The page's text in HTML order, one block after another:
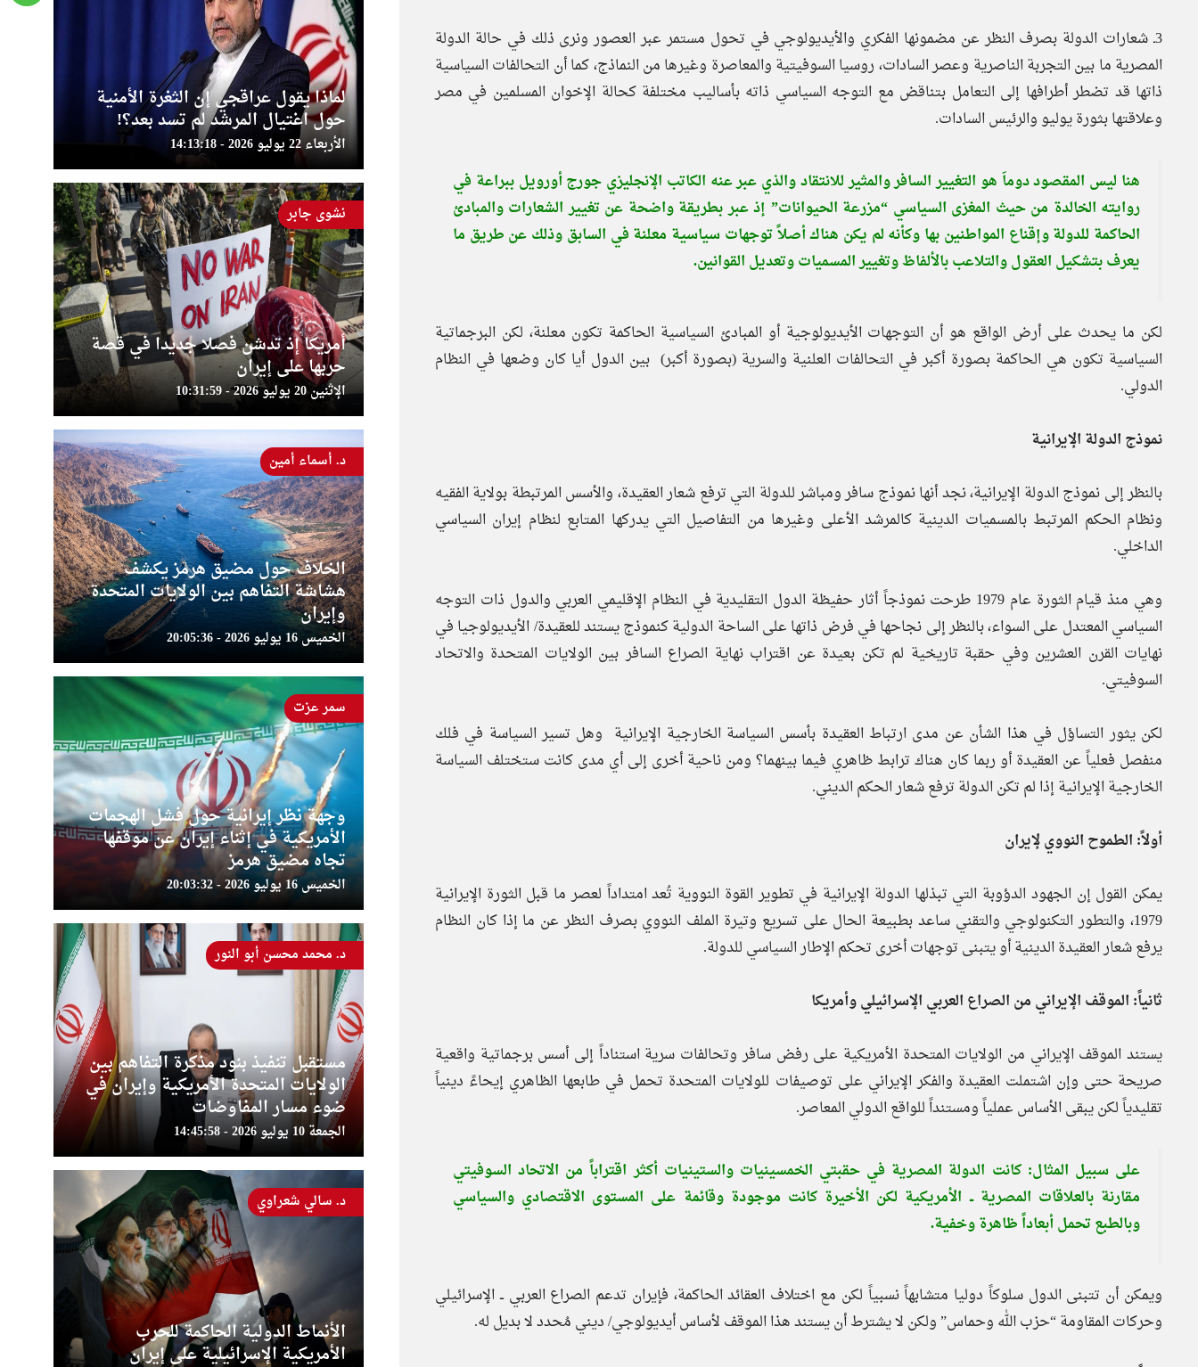
3ـ شعارات الدولة بصرف النظر عن مضمونها الفكري والأيديولوجي في تحول مستمر عبر العصور ونرى ذلك في حالة الدولة
المصرية ما بين التجربة الناصرية وعصر السادات، روسيا السوفيتية والمعاصرة وغيرها من النماذج، كما أن التحالفات السياسية
ذاتها قد تضطر أطرافها إلى التعامل بتناقض مع التوجه السياسي ذاته بأساليب مختلفة كحالة الإخوان المسلمين في مصر
وعلاقتها بثورة يوليو والرئيس السادات.
هنا ليس المقصود دوماَ هو التغيير السافر والمثير للانتقاد والذي عبر عنه الكاتب الإنجليزي جورج أورويل ببراعة في
روايته الخالدة من حيث المغزى السياسي “مزرعة الحيوانات” إذ عبر بطريقة واضحة عن تغيير الشعارات والمبادئ
الحاكمة للدولة وإقناع المواطنين بها وكأنه لم يكن هناك أصلاً توجهات سياسية معلنة في السابق وذلك عن طريق ما
يعرف بتشكيل العقول والتلاعب بالألفاظ وتغيير المسميات وتعديل القوانين.
لكن ما يحدث على أرض الواقع هو أن التوجهات الأيديولوجية أو المبادئ السياسية الحاكمة تكون معلنة، لكن البرجماتية
السياسية تكون هي الحاكمة بصورة أكبر في التحالفات العلنية والسرية (بصورة أكبر) بين الدول أيا كان وضعها في النظام
الدولي.
نموذج الدولة الإيرانية
بالنظر إلى نموذج الدولة الإيرانية، نجد أنها نموذج سافر ومباشر للدولة التي ترفع شعار العقيدة، والأسس المرتبطة بولاية الفقيه
ونظام الحكم المرتبط بالمسميات الدينية كالمرشد الأعلى وغيرها من التفاصيل التي يدركها المتابع لنظام إيران السياسي
الداخلي.
وهي منذ قيام الثورة عام 1979 طرحت نموذجاً أثار حفيظة الدول التقليدية في النظام الإقليمي العربي والدول ذات التوجه
السياسي المعتدل على السواء، بالنظر إلى نجاحها في فرض ذاتها على الساحة الدولية كنموذج يستند للعقيدة/ الأيديولوجيا في
نهايات القرن العشرين وفي حقبة تاريخية لم تكن بعيدة عن اقتراب نهاية الصراع السافر بين الولايات المتحدة والاتحاد
السوفيتي.
لكن يثور التساؤل في هذا الشأن عن مدى ارتباط العقيدة بأسس السياسة الخارجية الإيرانية وهل تسير السياسة في فلك
منفصل فعلياً عن العقيدة أو ربما كان هناك ترابط ظاهري فيما بينهما؟ ومن ناحية أخرى إلى أي مدى كانت ستختلف السياسة
الخارجية الإيرانية إذا لم تكن الدولة ترفع شعار الحكم الديني.
أولاً: الطموح النووي لإيران
يمكن القول إن الجهود الدؤوبة التي تبذلها الدولة الإيرانية في تطوير القوة النووية تُعد امتداداً لعصر ما قبل الثورة الإيرانية
1979، والتطور التكنولوجي والتقني ساعد بطبيعة الحال على تسريع وتيرة الملف النووي بصرف النظر عن ما إذا كان النظام
يرفع شعار العقيدة الدينية أو يتبنى توجهات أخرى تحكم الإطار السياسي للدولة.
ثانياً: الموقف الإيراني من الصراع العربي الإسرائيلي وأمريكا
يستند الموقف الإيراني من الولايات المتحدة الأمريكية على رفض سافر وتحالفات سرية استناداً إلى أسس برجماتية واقعية
صريحة حتى وإن اشتملت العقيدة والفكر الإيراني على توصيفات للولايات المتحدة تحمل في طابعها الظاهري إيحاءً دينياً
تقليدياً لكن يبقى الأساس عملياً ومستنداً للواقع الدولي المعاصر.
على سبيل المثال: كانت الدولة المصرية في حقبتي الخمسينيات والستينيات أكثر اقتراباً من الاتحاد السوفيتي
مقارنة بالعلاقات المصرية ــ الأمريكية لكن الأخيرة كانت موجودة وقائمة على المستوى الاقتصادي والسياسي
وبالطبع تحمل أبعاداً ظاهرة وخفية.
ويمكن أن تتبنى الدول سلوكاً دوليا متشابهاً نسبياً لكن مع اختلاف العقائد الحاكمة، فإيران تدعم الصراع العربي ــ الإسرائيلي
وحركات المقاومة “حزب الله وحماس” ولكن لا يشترط أن يستند هذا الموقف لأساس أيديولوجي/ ديني مُحدد لا بديل له.
لماذا يقول عراقجي إن الثغرة الأمنية
حول اغتيال المرشد لم تسد بعد؟!
الأربعاء 22 يوليو 2026 - 14:13:18
أمريكا إذ تدشن فصلا جديدا في قصة
حربها على إيران
الإثنين 20 يوليو 2026 - 10:31:59
نشوى جابر
الخلاف حول مضيق هرمز يكشف
هشاشة التفاهم بين الولايات المتحدة
وإيران
الخميس 16 يوليو 2026 - 20:05:36
د. أسماء أمين
وجهة نظر إيرانية حول فشل الهجمات
الأمريكية في إثناء إيران عن موقفها
تجاه مضيق هرمز
الخميس 16 يوليو 2026 - 20:03:32
سمر عزت
مستقبل تنفيذ بنود مذكرة التفاهم بين
الولايات المتحدة الأمريكية وإيران في
ضوء مسار المفاوضات
الجمعة 10 يوليو 2026 - 14:45:58
د. محمد محسن أبو النور
الأنماط الدولية الحاكمة للحرب
الأمريكية الإسرائيلية على إيران
د. سالي شعراوي